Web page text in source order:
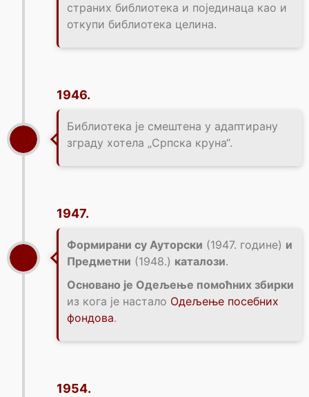
страних библиотека и појединаца као и
откупи библиотека целина.
1946.
Библиотека је смештена у адаптирану
зграду хотела „Српска круна“.
1947.
Формирани су Ауторски (1947. године) и
Предметни (1948.) каталози.
Основано је Одељење помоћних збирки
из кога је настало Одељење посебних
фондова.
1954.